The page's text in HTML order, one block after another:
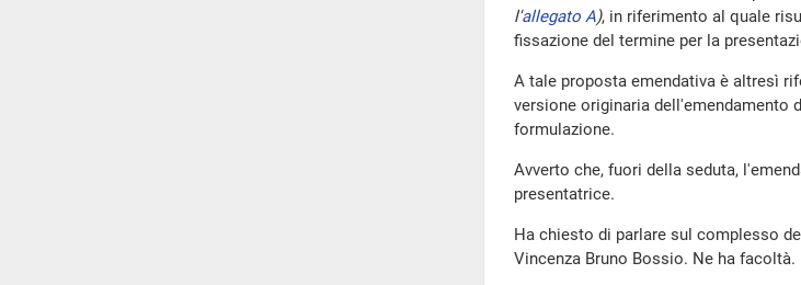
l'allegato A), in riferimento al quale
fissazione del termine per la
A tale proposta emendativa è altresì
versione originaria dell'emendamento
formulazione.
Avverto che, fuori della seduta,
presentatrice.
Ha chiesto di parlare sul complesso
Vincenza Bruno Bossio. Ne ha facoltà.